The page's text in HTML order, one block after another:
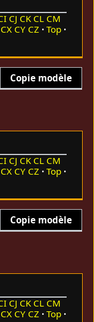
CJ CK CL CM
CX CY CZ
Top
Copie modèle
CJ CK CL CM
CX CY CZ
Top
Copie modèle
CJ CK CL CM
CX CY CZ
Top